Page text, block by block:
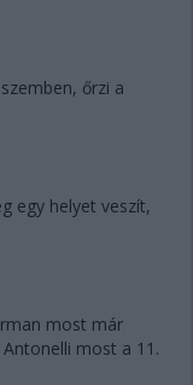
őrzi a
egy helyet veszít,
most már
most a 11.